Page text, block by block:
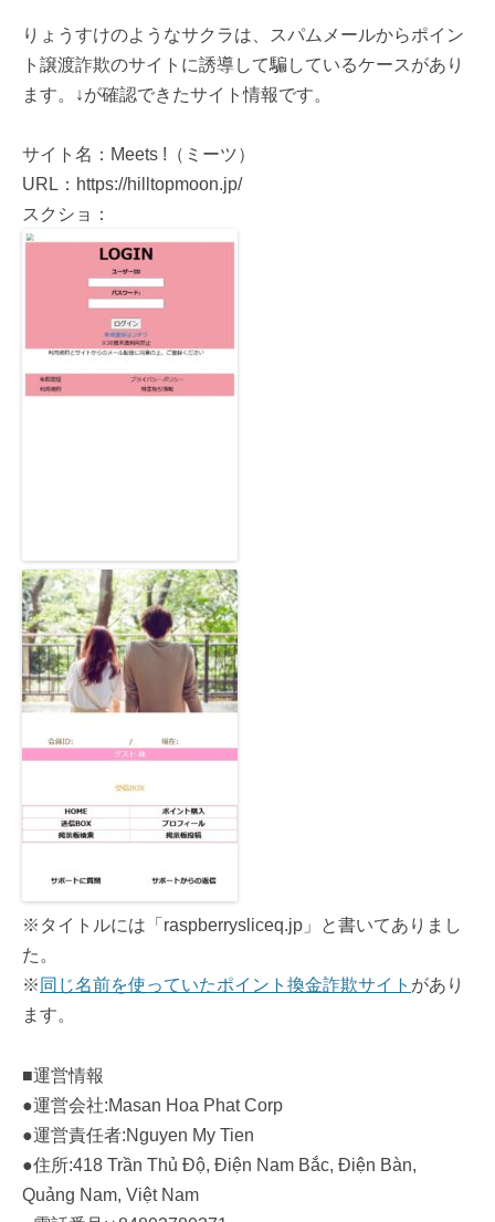
りょうすけのようなサクラは、スパムメールからポイン
ト譲渡詐欺のサイトに誘導して騙しているケースがあり
ます。↓が確認できたサイト情報です。
サイト名：Meets !（ミーツ）
URL：https://hilltopmoon.jp/
スクショ：
※タイトルには「raspberrysliceq.jp」と書いてありまし
た。
※ 同じ名前を使っていたポイント換金詐欺サイト があり
ます。
■運営情報
●運営会社:Masan Hoa Phat Corp
●運営責任者:Nguyen My Tien
●住所:418 Trần Thủ Độ, Điện Nam Bắc, Điện Bàn,
Quảng Nam, Việt Nam